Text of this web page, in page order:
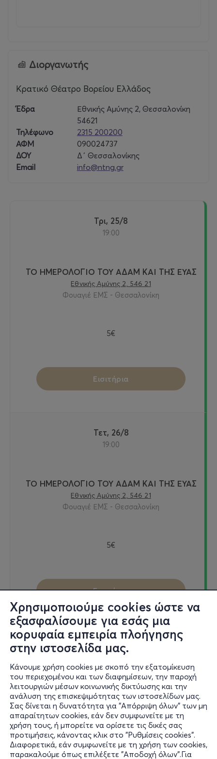
Χρησιμοποιούμε cookies ώστε να
εξασφαλίσουμε για εσάς μια
κορυφαία εμπειρία πλοήγησης
στην ιστοσελίδα μας.
Κάνουμε χρήση cookies με σκοπό την εξατομίκευση
του περιεχομένου και των διαφημίσεων, την παροχή
λειτουργιών μέσων κοινωνικής δικτύωσης και την
ανάλυση της επισκεψιμότητας των ιστοσελίδων μας.
Σας δίνεται η δυνατότητα για "Απόρριψη όλων" των μη
απαραίτητων cookies, εάν δεν συμφωνείτε με τη
χρήση τους, ή μπορείτε να ορίσετε τις δικές σας
προτιμήσεις, κάνοντας κλικ στο "Ρυθμίσεις cookies".
Διαφορετικά, εάν συμφωνείτε με τη χρήση των cookies,
παρακαλούμε όπως επιλέξετε "Αποδοχή όλων".Για
Διοργανωτής
Κρατικό Θέατρο Βορείου Ελλάδος
Έδρα
Εθνικής Αμύνης 2, Θεσσαλονίκη
54621
Τηλέφωνο
2315 200200
ΑΦΜ
090024737
ΔΟΥ
Δ΄ Θεσσαλονίκης
Email
info@ntng.gr
Τρι, 25/8
19:00
ΤΟ ΗΜΕΡΟΛΟΓΙΟ ΤΟΥ ΑΔΑΜ ΚΑΙ ΤΗΣ ΕΥΑΣ
Εθνικής Αμύνης 2, 546 21
Φουαγιέ ΕΜΣ - Θεσσαλονίκη
5€
Εισιτήρια
Τετ, 26/8
19:00
ΤΟ ΗΜΕΡΟΛΟΓΙΟ ΤΟΥ ΑΔΑΜ ΚΑΙ ΤΗΣ ΕΥΑΣ
Εθνικής Αμύνης 2, 546 21
Φουαγιέ ΕΜΣ - Θεσσαλονίκη
5€
Εισιτήρια
Πεμ, 27/8
19:00
ΤΟ ΗΜΕΡΟΛΟΓΙΟ ΤΟΥ ΑΔΑΜ ΚΑΙ ΤΗΣ ΕΥΑΣ
Εθνικής Αμύνης 2, 546 21
Φουαγιέ ΕΜΣ - Θεσσαλονίκη
5€